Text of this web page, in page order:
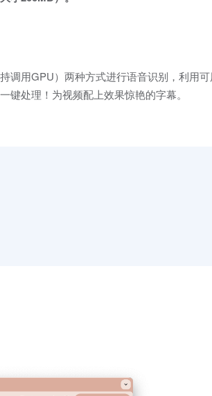
调用GPU）两种方式进行语音识别，利用
处理！为视频配上效果惊艳的字幕。